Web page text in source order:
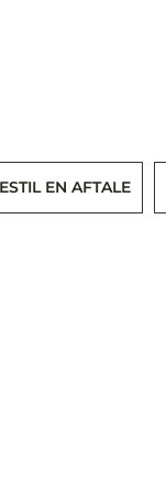
EN AFTALE